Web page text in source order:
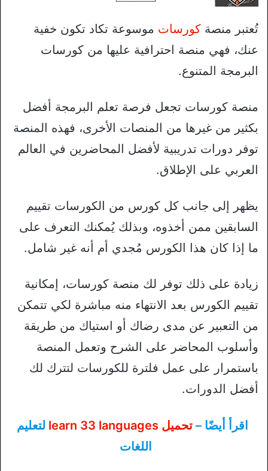
تُعتبر منصة كورسات موسوعة تكاد تكون خفية
عنك، فهي منصة احترافية عليها من كورسات
البرمجة المتنوع.
منصة كورسات تجعل فرصة تعلم البرمجة أفضل
بكثير من غيرها من المنصات الأخرى، فهذه المنصة
توفر دورات تدريبية لأفضل المحاضرين في العالم
العربي على الإطلاق.
يظهر إلى جانب كل كورس من الكورسات تقييم
السابقين ممن أخذوه، وبذلك يُمكنك التعرف على
ما إذا كان هذا الكورس مُجدي أم أنه غير شامل.
زيادة على ذلك توفر لك منصة كورسات، إمكانية
تقييم الكورس بعد الانتهاء منه مباشرة لكي تتمكن
من التعبير عن مدى رضاك أو استياك من طريقة
وأسلوب المحاضر على الشرح وتعمل المنصة
باستمرار على عمل فلترة للكورسات لتترك لك
أفضل الدورات.
اقرأ أيضًا – تحميل learn 33 languages
لتعليم
اللغات